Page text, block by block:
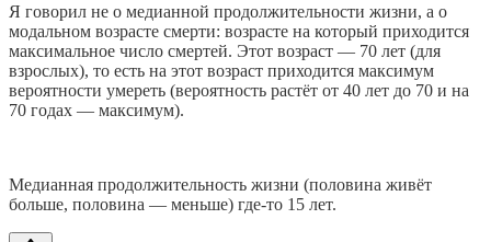
Я говорил не о медианной продолжительности жизни, а о
модальном возрасте смерти: возрасте на который приходится
максимальное число смертей. Этот возраст — 70 лет (для
взрослых), то есть на этот возраст приходится максимум
вероятности умереть (вероятность растёт от 40 лет до 70 и на
70 годах — максимум).
Медианная продолжительность жизни (половина живёт
больше, половина — меньше) где-то 15 лет.